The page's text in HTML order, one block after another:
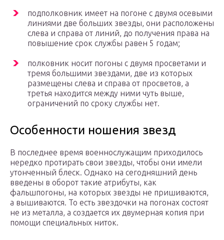
подполковник имеет на погоне с двумя осевыми
линиями две больших звезды, они расположены
слева и справа от линий, до получения права на
повышение срок службы равен 5 годам;
полковник носит погоны с двумя просветами и
тремя большими звездами, две из которых
размещены слева и справа от просветов, а
третья находится между ними чуть выше,
ограничений по сроку службы нет.
Особенности ношения звезд
В последнее время военнослужащим приходилось
нередко протирать свои звезды, чтобы они имели
утонченный блеск. Однако на сегодняшний день
введены в оборот такие атрибуты, как
фальшпогоны, на которых звезды не пришиваются,
а вышиваются. То есть звездочки на погонах состоят
не из металла, а создается их двумерная копия при
помощи специальных ниток.